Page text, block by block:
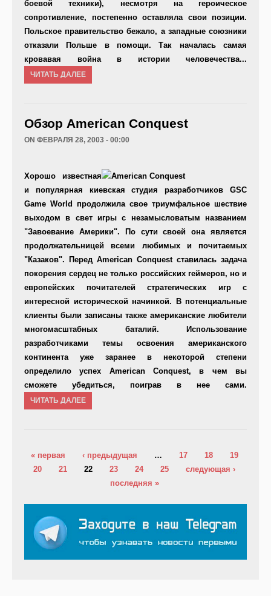
боевой техники), несмотря на героическое
сопротивление, постепенно оставляла свои позиции.
Польское правительство бежало, а западные союзники
отказали Польше в помощи. Так началась самая
кровавая война в истории человечества...
ЧИТАТЬ ДАЛЕЕ
Обзор American Conquest
ON ФЕВРАЛЯ 28, 2003 - 00:00
Хорошо известная
и популярная киевская студия разработчиков GSC
Game World продолжила свое триумфальное шествие
выходом в свет игры с незамысловатым названием
"Завоевание Америки". По сути своей она является
продолжательницей всеми любимых и почитаемых
"Казаков". Перед American Conquest ставилась задача
покорения сердец не только российских геймеров, но и
европейских почитателей стратегических игр с
интересной исторической начинкой. В потенциальные
клиенты были записаны также американские любители
многомасштабных баталий. Использование
разработчиками темы освоения американского
континента уже заранее в некоторой степени
определило успех American Conquest, в чем вы
сможете убедиться, поиграв в нее сами.
ЧИТАТЬ ДАЛЕЕ
« первая ‹ предыдущая … 17 18
19
20
21 22 23 24 25
следующая ›
последняя »